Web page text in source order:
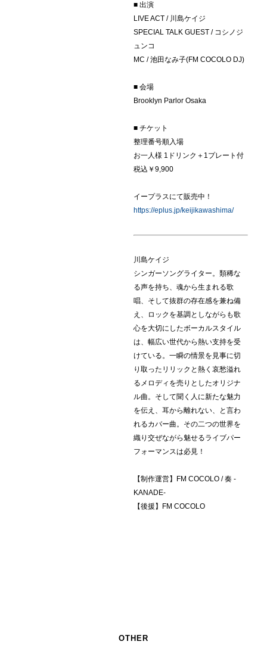
■ 出演
LIVE ACT / 川島ケイジ
SPECIAL TALK GUEST / コシノジ
ュンコ
MC / 池田なみ子(FM COCOLO DJ)
■ 会場
Brooklyn Parlor Osaka
■ チケット
整理番号順入場
お一人様 1ドリンク＋1プレート付
税込￥9,900
イープラスにて販売中！
https://eplus.jp/keijikawashima/
川島ケイジ
シンガーソングライター。類稀な
る声を持ち、魂から生まれる歌
唱、そして抜群の存在感を兼ね備
え、ロックを基調としながらも歌
心を大切にしたボーカルスタイル
は、幅広い世代から熱い支持を受
けている。一瞬の情景を見事に切
り取ったリリックと熱く哀愁溢れ
るメロディを売りとしたオリジナ
ル曲。そして聞く人に新たな魅力
を伝え、耳から離れない、と言わ
れるカバー曲。その二つの世界を
織り交ぜながら魅せるライブパー
フォーマンスは必見！
【制作運営】FM COCOLO / 奏 -
KANADE-
【後援】FM COCOLO
OTHER